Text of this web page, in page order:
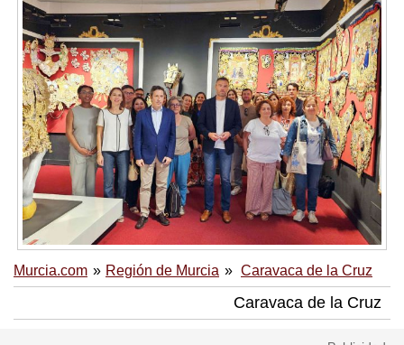
Murcia.com Región de Murcia Caravaca de la Cruz
Caravaca de la Cruz